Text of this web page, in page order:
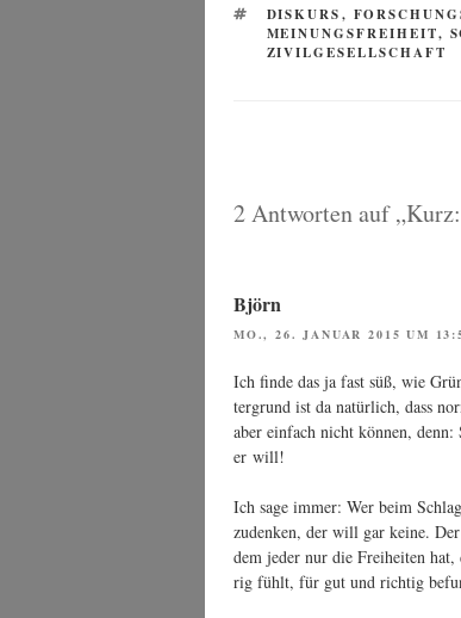
SCHLAGWÖRTER
DISKURS,
MEINUNGSFREIHEIT,
ZIVILGESELLSCHAFT
2 Antworten auf
Björn
MO., 26. JANUAR 2015 UM
Ich fin­de das ja fast süß, wie
ter­grund ist da natür­lich, dass
aber ein­fach nicht kön­nen,
er will!
Ich sage immer: Wer beim
zu­den­ken, der will gar kei­ne.
dem jeder nur die Frei­hei­ten
rig fühlt, für gut und rich­tig